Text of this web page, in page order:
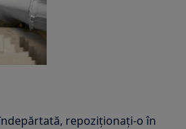
repoziționați-o în